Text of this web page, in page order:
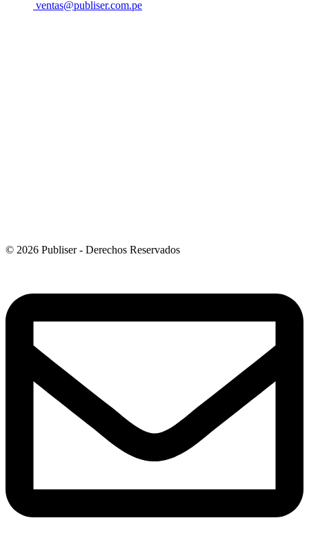
ventas@publiser.com.pe
© 2026 Publiser - Derechos Reservados